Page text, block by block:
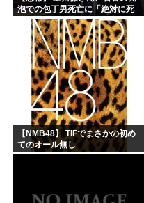
泡での包丁男死亡に「絶対に死
刑にならない罪なのに警察が死
刑にした！」 → 元警官のマジレ
スがコチラ → ………
【NMB48】 TIFでまさかの初め
てのオール無し